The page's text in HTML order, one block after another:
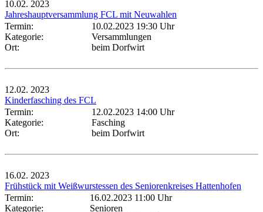
10.02. 2023
Jahreshauptversammlung FCL mit Neuwahlen
Termin:
10.02.2023 19:30 Uhr
Kategorie:
Versammlungen
Ort:
beim Dorfwirt
12.02. 2023
Kinderfasching des FCL
Termin:
12.02.2023 14:00 Uhr
Kategorie:
Fasching
Ort:
beim Dorfwirt
16.02. 2023
Frühstück mit Weißwurstessen des Seniorenkreises Hattenhofen
Termin:
16.02.2023 11:00 Uhr
Kategorie:
Senioren